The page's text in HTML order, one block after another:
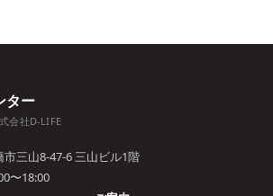
ター
会社D-LIFE
三山8-47-6 三山ビル1階
〜18:00